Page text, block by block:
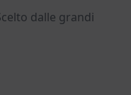
dalle grandi